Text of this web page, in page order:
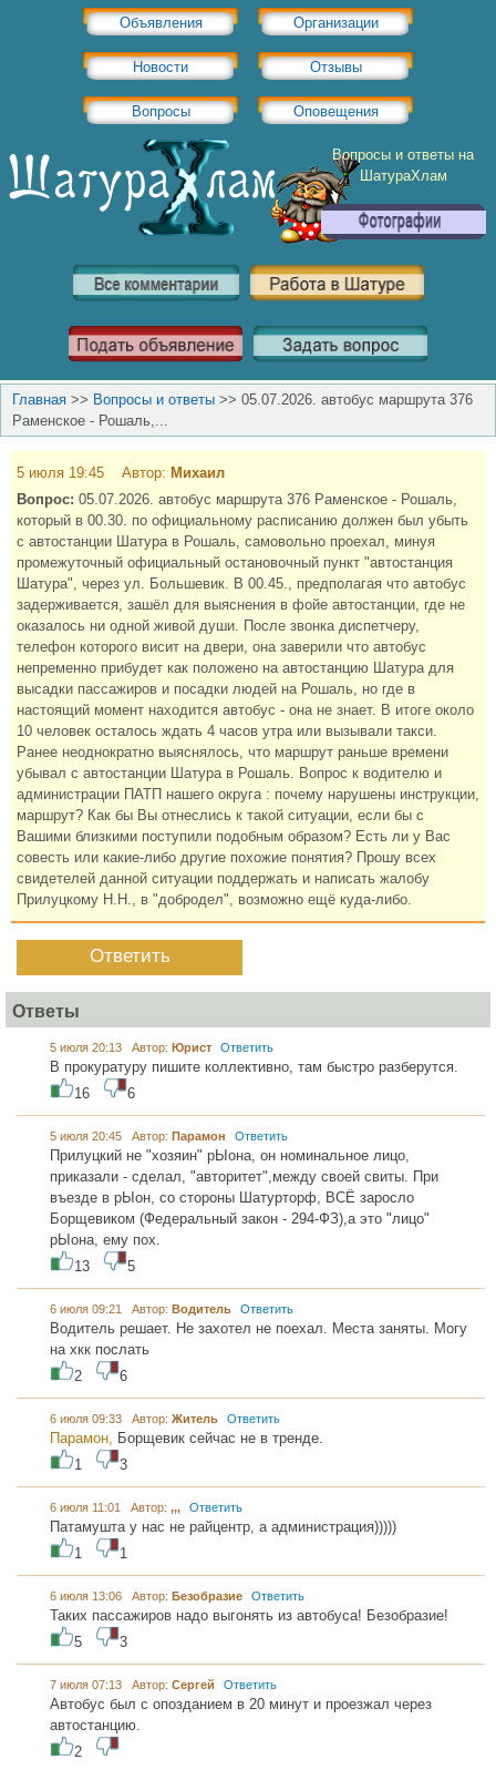
Объявления Организации
Новости Отзывы
Вопросы Оповещения
Вопросы и ответы на
ШатураХлам
Главная >> Вопросы и ответы >> 05.07.2026. автобус маршрута 376
Раменское - Рошаль,...
5 июля 19:45 Автор: Михаил
Вопрос: 05.07.2026. автобус маршрута 376 Раменское - Рошаль,
который в 00.30. по официальному расписанию должен был убыть
с автостанции Шатура в Рошаль, самовольно проехал, минуя
промежуточный официальный остановочный пункт "автостанция
Шатура", через ул. Большевик. В 00.45., предполагая что автобус
задерживается, зашёл для выяснения в фойе автостанции, где не
оказалось ни одной живой души. После звонка диспетчеру,
телефон которого висит на двери, она заверили что автобус
непременно прибудет как положено на автостанцию Шатура для
высадки пассажиров и посадки людей на Рошаль, но где в
настоящий момент находится автобус - она не знает. В итоге около
10 человек осталось ждать 4 часов утра или вызывали такси.
Ранее неоднократно выяснялось, что маршрут раньше времени
убывал с автостанции Шатура в Рошаль. Вопрос к водителю и
администрации ПАТП нашего округа : почему нарушены инструкции,
маршрут? Как бы Вы отнеслись к такой ситуации, если бы с
Вашими близкими поступили подобным образом? Есть ли у Вас
совесть или какие-либо другие похожие понятия? Прошу всех
свидетелей данной ситуации поддержать и написать жалобу
Прилуцкому Н.Н., в "добродел", возможно ещё куда-либо.
Ответить
Ответы
5 июля 20:13 Автор: Юрист Ответить
В прокуратуру пишите коллективно, там быстро разберутся.
16
6
5 июля 20:45 Автор: Парамон Ответить
Прилуцкий не "хозяин" рЫона, он номинальное лицо,
приказали - сделал, "авторитет",между своей свиты. При
въезде в рЫон, со стороны Шатурторф, ВСЁ заросло
Борщевиком (Федеральный закон - 294-ФЗ),а это "лицо"
рЫона, ему пох.
13
5
6 июля 09:21 Автор: Водитель Ответить
Водитель решает. Не захотел не поехал. Места заняты. Могу
на хкк послать
2
6
6 июля 09:33 Автор: Житель Ответить
Парамон, Борщевик сейчас не в тренде.
1
3
6 июля 11:01 Автор: ,,, Ответить
Патамушта у нас не райцентр, а администрация)))))
1
1
6 июля 13:06 Автор: Безобразие Ответить
Таких пассажиров надо выгонять из автобуса! Безобразие!
5
3
7 июля 07:13 Автор: Сергей Ответить
Автобус был с опозданием в 20 минут и проезжал через
автостанцию.
2